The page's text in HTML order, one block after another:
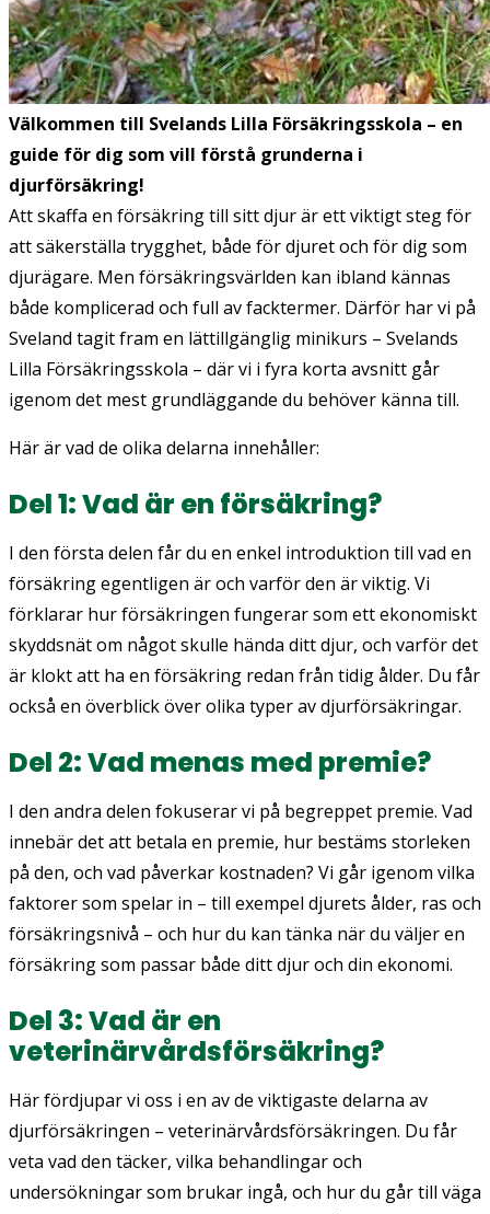
Välkommen till Svelands Lilla Försäkringsskola – en
guide för dig som vill förstå grunderna i
djurförsäkring!
Att skaffa en försäkring till sitt djur är ett viktigt steg för
att säkerställa trygghet, både för djuret och för dig som
djurägare. Men försäkringsvärlden kan ibland kännas
både komplicerad och full av facktermer. Därför har vi på
Sveland tagit fram en lättillgänglig minikurs – Svelands
Lilla Försäkringsskola – där vi i fyra korta avsnitt går
igenom det mest grundläggande du behöver känna till.
Här är vad de olika delarna innehåller:
Del 1: Vad är en försäkring?
I den första delen får du en enkel introduktion till vad en
försäkring egentligen är och varför den är viktig. Vi
förklarar hur försäkringen fungerar som ett ekonomiskt
skyddsnät om något skulle hända ditt djur, och varför det
är klokt att ha en försäkring redan från tidig ålder. Du får
också en överblick över olika typer av djurförsäkringar.
Del 2: Vad menas med premie?
I den andra delen fokuserar vi på begreppet premie. Vad
innebär det att betala en premie, hur bestäms storleken
på den, och vad påverkar kostnaden? Vi går igenom vilka
faktorer som spelar in – till exempel djurets ålder, ras och
försäkringsnivå – och hur du kan tänka när du väljer en
försäkring som passar både ditt djur och din ekonomi.
Del 3: Vad är en
veterinärvårdsförsäkring?
Här fördjupar vi oss i en av de viktigaste delarna av
djurförsäkringen – veterinärvårdsförsäkringen. Du får
veta vad den täcker, vilka behandlingar och
undersökningar som brukar ingå, och hur du går till väga